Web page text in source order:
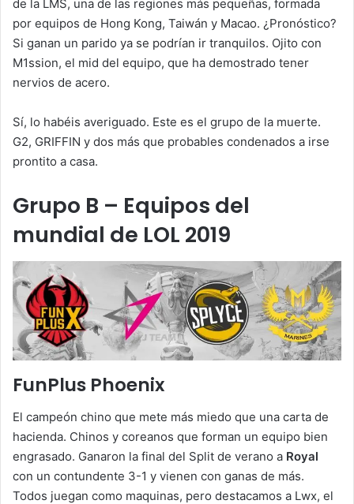
de la LMS, una de las regiones más pequeñas, formada
por equipos de Hong Kong, Taiwán y Macao. ¿Pronóstico?
Si ganan un parido ya se podrían ir tranquilos. Ojito con
M1ssion, el mid del equipo, que ha demostrado tener
nervios de acero.
Sí, lo habéis averiguado. Este es el grupo de la muerte.
G2, GRIFFIN y dos más que probables condenados a irse
prontito a casa.
Grupo B – Equipos del
mundial de LOL 2019
FunPlus Phoenix
El campeón chino que mete más miedo que una carta de
hacienda. Chinos y coreanos que forman un equipo bien
engrasado. Ganaron la final del Split de verano a Royal
con un contundente 3-1 y vienen con ganas de más.
Todos juegan como maquinas, pero destacamos a Lwx, el